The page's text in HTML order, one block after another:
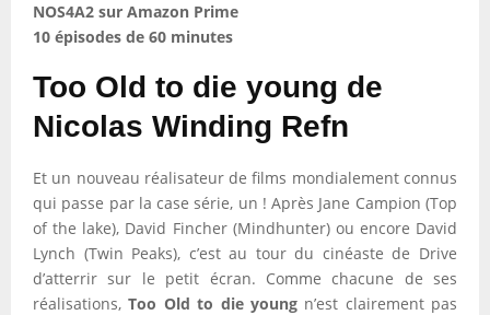
NOS4A2 sur Amazon Prime
10 épisodes de 60 minutes
Too Old to die young de
Nicolas Winding Refn
Et un nouveau réalisateur de films mondialement connus
qui passe par la case série, un ! Après Jane Campion (Top
of the lake), David Fincher (Mindhunter) ou encore David
Lynch (Twin Peaks), c’est au tour du cinéaste de Drive
d’atterrir sur le petit écran. Comme chacune de ses
réalisations,Too Old to die youngn’est clairement pas